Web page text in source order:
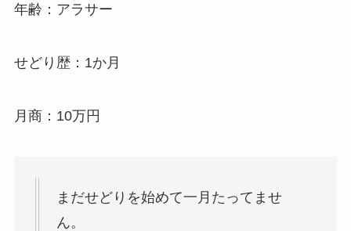
年齢：アラサー
せどり歴：1か月
月商：10万円
まだせどりを始めて一月たってませ
ん。